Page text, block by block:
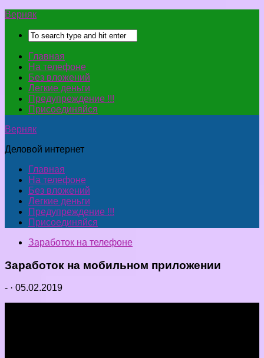
Верняк
Главная
На телефоне
Без вложений
Легкие деньги
Предупреждение !!!
Присоединяйся
Верняк
Деловой интернет
Главная
На телефоне
Без вложений
Легкие деньги
Предупреждение !!!
Присоединяйся
Заработок на телефоне
Заработок на мобильном приложении
- · 05.02.2019